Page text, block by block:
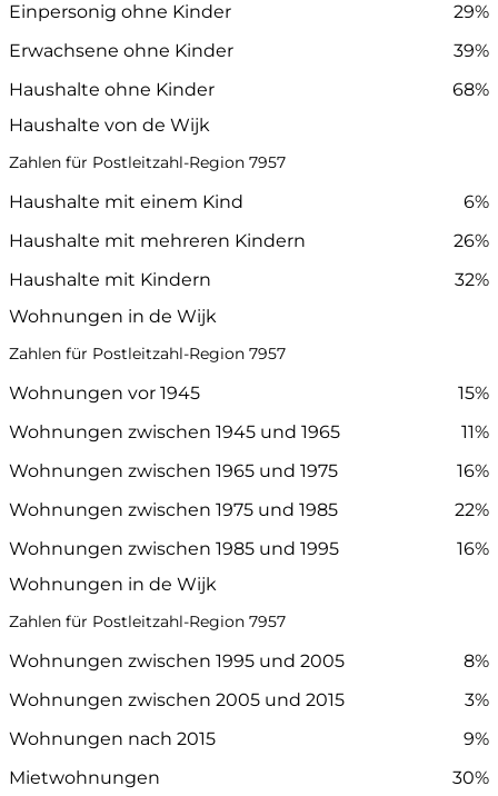
Einpersonig ohne Kinder
29%
Erwachsene ohne Kinder
39%
Haushalte ohne Kinder
68%
Haushalte von de Wijk
Zahlen für Postleitzahl-Region 7957
Haushalte mit einem Kind
6%
Haushalte mit mehreren Kindern
26%
Haushalte mit Kindern
32%
Wohnungen in de Wijk
Zahlen für Postleitzahl-Region 7957
Wohnungen vor 1945
15%
Wohnungen zwischen 1945 und 1965
11%
Wohnungen zwischen 1965 und 1975
16%
Wohnungen zwischen 1975 und 1985
22%
Wohnungen zwischen 1985 und 1995
16%
Wohnungen in de Wijk
Zahlen für Postleitzahl-Region 7957
Wohnungen zwischen 1995 und 2005
8%
Wohnungen zwischen 2005 und 2015
3%
Wohnungen nach 2015
9%
Mietwohnungen
30%